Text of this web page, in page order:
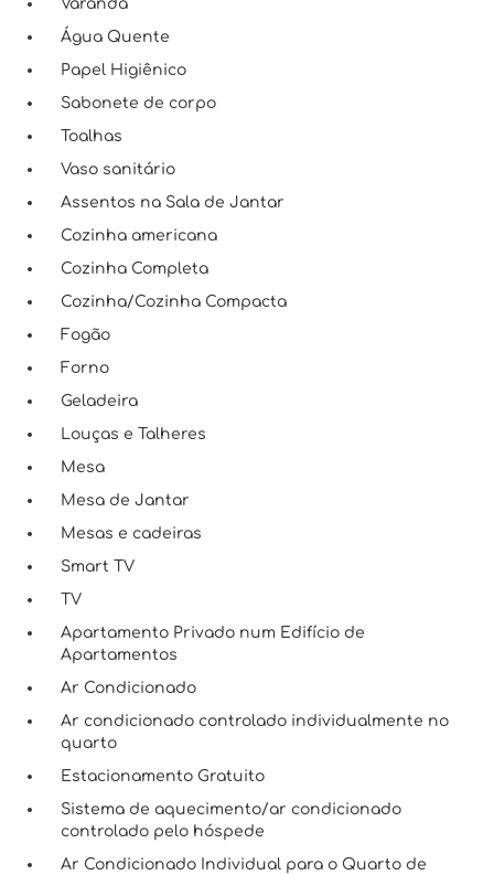
Varanda
Água Quente
Papel Higiênico
Sabonete de corpo
Toalhas
Vaso sanitário
Assentos na Sala de Jantar
Cozinha americana
Cozinha Completa
Cozinha/Cozinha Compacta
Fogão
Forno
Geladeira
Louças e Talheres
Mesa
Mesa de Jantar
Mesas e cadeiras
Smart TV
TV
Apartamento Privado num Edifício de
Apartamentos
Ar Condicionado
Ar condicionado controlado individualmente no
quarto
Estacionamento Gratuito
Sistema de aquecimento/ar condicionado
controlado pelo hóspede
Ar Condicionado Individual para o Quarto de